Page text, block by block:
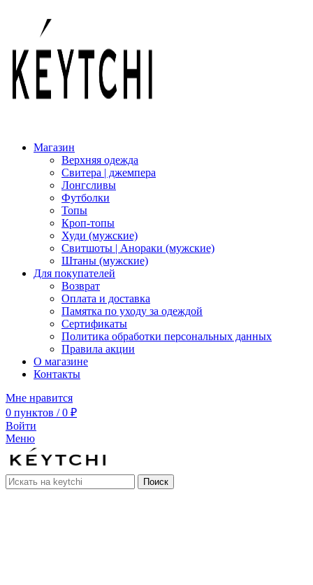
Магазин
Верхняя одежда
Свитера | джемпера
Лонгсливы
Футболки
Топы
Кроп-топы
Худи (мужские)
Свитшоты | Анораки (мужские)
Штаны (мужские)
Для покупателей
Возврат
Оплата и доставка
Памятка по уходу за одеждой
Сертификаты
Политика обработки персональных данных
Правила акции
О магазине
Контакты
Мне нравится
0 пунктов / 0 ₽
Войти
Меню
Поиск